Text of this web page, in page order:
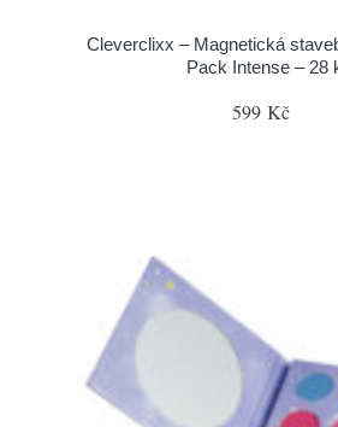
Cleverclixx – Magnetická
Pack Intense – 28
599 Kč